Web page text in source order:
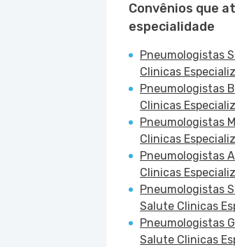
Convênios que
especialidade
Pneumologistas
Clinicas
Pneumologistas
Clinicas
Pneumologistas
Clinicas
Pneumologistas
Clinicas
Pneumologistas
Salute Clinicas
Pneumologistas
Salute Clinicas